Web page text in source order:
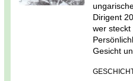
Dirigent
wer
Gesicht